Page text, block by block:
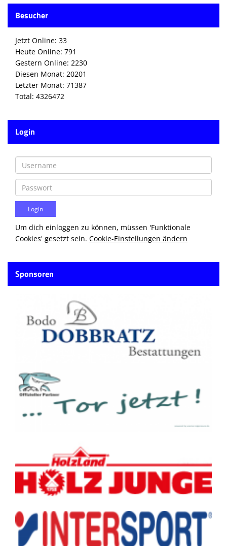
Besucher
Jetzt Online: 33
Heute Online: 791
Gestern Online: 2230
Diesen Monat: 20201
Letzter Monat: 71387
Total: 4326472
Login
Um dich einloggen zu können, müssen 'Funktionale
Cookies' gesetzt sein. Cookie-Einstellungen ändern
Sponsoren